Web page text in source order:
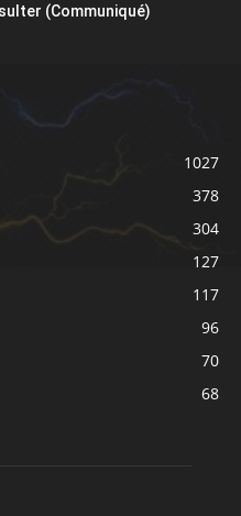
(Communiqué)
1027
378
304
127
117
96
70
68